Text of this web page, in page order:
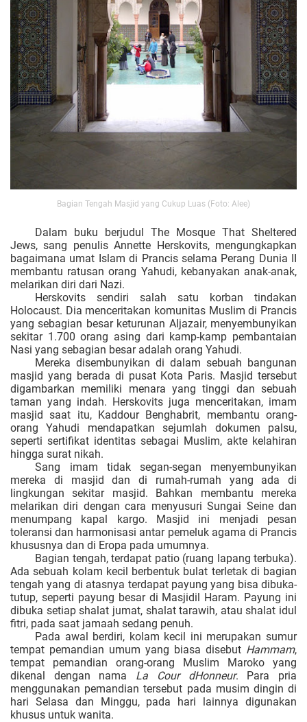
Bagian Tengah Masjid yang Cukup Luas (Foto: Alee)
Dalam buku berjudul The Mosque That Sheltered
Jews, sang penulis Annette Herskovits, mengungkapkan
bagaimana umat Islam di Prancis selama Perang Dunia II
membantu ratusan orang Yahudi, kebanyakan anak-anak,
melarikan diri dari Nazi.
Herskovits sendiri salah satu korban tindakan
Holocaust. Dia menceritakan komunitas Muslim di Prancis
yang sebagian besar keturunan Aljazair, menyembunyikan
sekitar 1.700 orang asing dari kamp-kamp pembantaian
Nasi yang sebagian besar adalah orang Yahudi.
Mereka disembunyikan di dalam sebuah bangunan
masjid yang berada di pusat Kota Paris. Masjid tersebut
digambarkan memiliki menara yang tinggi dan sebuah
taman yang indah. Herskovits juga menceritakan, imam
masjid saat itu, Kaddour Benghabrit, membantu orang-
orang Yahudi mendapatkan sejumlah dokumen palsu,
seperti sertifikat identitas sebagai Muslim, akte kelahiran
hingga surat nikah.
Sang imam tidak segan-segan menyembunyikan
mereka di masjid dan di rumah-rumah yang ada di
lingkungan sekitar masjid. Bahkan membantu mereka
melarikan diri dengan cara menyusuri Sungai Seine dan
menumpang kapal kargo. Masjid ini menjadi pesan
toleransi dan harmonisasi antar pemeluk agama di Prancis
khususnya dan di Eropa pada umumnya.
Bagian tengah, terdapat patio (ruang lapang terbuka).
Ada sebuah kolam kecil berbentuk bulat terletak di bagian
tengah yang di atasnya terdapat payung yang bisa dibuka-
tutup, seperti payung besar di Masjidil Haram. Payung ini
dibuka setiap shalat jumat, shalat tarawih, atau shalat idul
fitri, pada saat jamaah sedang penuh.
Pada awal berdiri, kolam kecil ini merupakan sumur
tempat pemandian umum yang biasa disebut Hammam,
tempat pemandian orang-orang Muslim Maroko yang
dikenal dengan nama La Cour dHonneur. Para pria
menggunakan pemandian tersebut pada musim dingin di
hari Selasa dan Minggu, pada hari lainnya digunakan
khusus untuk wanita.